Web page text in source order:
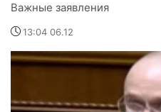
Важные заявления
13:04 06.12